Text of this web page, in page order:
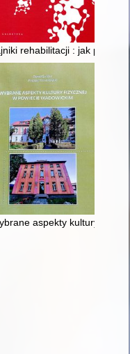
w Polsce :
rehabilitacji : jak
aspekty kultury